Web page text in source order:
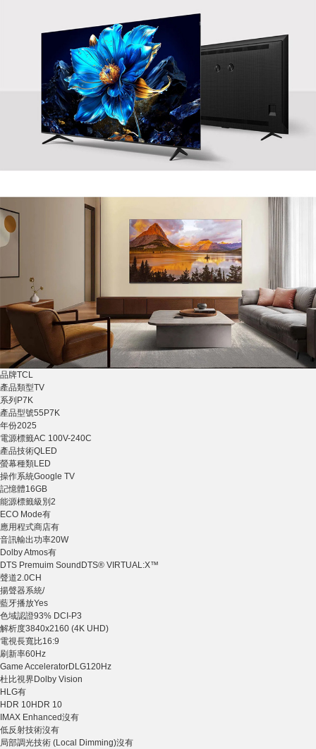
品牌TCL
產品類型TV
系列 P7K
產品型號55P7K
年份2025
電源標籤AC 100V-240C
產品技術QLED
螢幕種類LED
操作系統Google TV
記憶體16GB
能源標籤級別 2
ECO Mode有
應用程式商店有
音訊輸出功率20W
Dolby Atmos有
DTS Premuim Sound DTS® VIRTUAL:X™
聲道2.0CH
揚聲器系統/
藍牙播放Yes
色域認證93% DCI-P3
解析度3840x2160 (4K UHD)
電視長寬比16:9
刷新率60Hz
Game AcceleratorDLG120Hz
杜比視界Dolby Vision
HLG有
HDR 10HDR 10
IMAX Enhanced沒有
低反射技術沒有
局部調光技術 (Local Dimming)沒有